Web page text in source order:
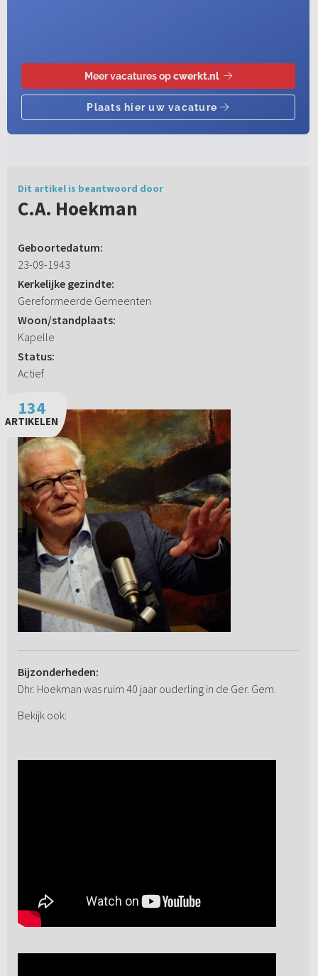
Dit artikel is beantwoord door
C.A. Hoekman
Geboortedatum:
23-09-1943
Kerkelijke gezindte:
Gereformeerde Gemeenten
Woon/standplaats:
Kapelle
Status:
Actief
134
ARTIKELEN
Bijzonderheden:
Dhr. Hoekman was ruim 40 jaar ouderling in de Ger. Gem.
Bekijk ook: